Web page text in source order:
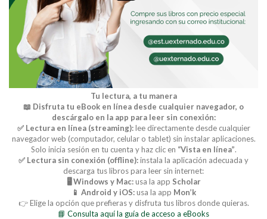
Tu lectura, a tu manera
📖 Disfruta tu eBook en línea desde cualquier navegador, o
descárgalo en la app para leer sin conexión:
✅ Lectura en línea (streaming):lee directamente desde cualquier
navegador web (computador, celular o tablet) sin instalar aplicaciones.
Solo inicia sesión en tu cuenta y haz clic en “Vista en línea”.
✅ Lectura sin conexión (offline):instala la aplicación adecuada y
descarga tus libros para leer sin internet:
🖥️ Windows y Mac:usa la app Scholar
📱 Android y iOS:usa la app Mon’k
👉 Elige la opción que prefieras y disfruta tus libros donde quieras.
📘 Consulta aquí la guía de acceso a eBooks